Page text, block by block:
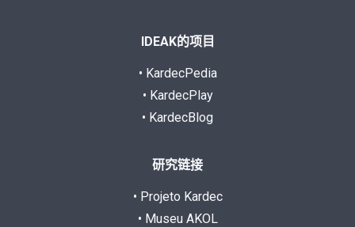
IDEAK的项目
• KardecPedia
• KardecPlay
• KardecBlog
研究链接
• Projeto Kardec
• Museu AKOL